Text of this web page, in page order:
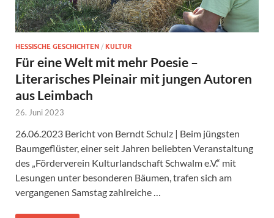
HESSISCHE GESCHICHTEN / KULTUR
Für eine Welt mit mehr Poesie –
Literarisches Pleinair mit jungen Autoren
aus Leimbach
26. Juni 2023
26.06.2023 Bericht von Berndt Schulz | Beim jüngsten
Baumgeflüster, einer seit Jahren beliebten Veranstaltung
des „Förderverein Kulturlandschaft Schwalm e.V.“ mit
Lesungen unter besonderen Bäumen, trafen sich am
vergangenen Samstag zahlreiche …